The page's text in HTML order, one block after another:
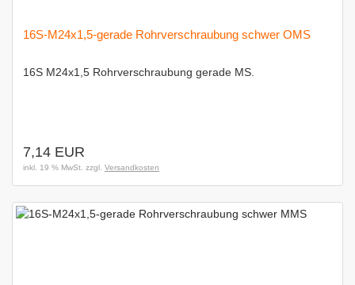
16S-M24x1,5-gerade Rohrverschraubung schwer OMS
16S M24x1,5 Rohrverschraubung gerade MS.
7,14 EUR
inkl. 19 % MwSt. zzgl. Versandkosten